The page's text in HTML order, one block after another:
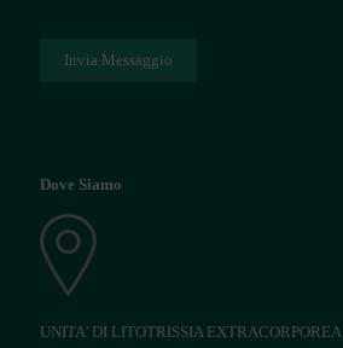
Dove Siamo
UNITA' DI LITOTRISSIA EXTRACORPOREA